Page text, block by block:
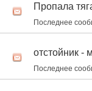
Пропала
Последнее
отстойник -
Последнее